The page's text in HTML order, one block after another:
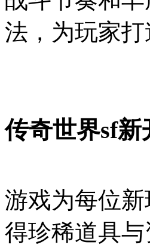
法，为玩家
传奇世界sf
游戏为每位
得珍稀道具